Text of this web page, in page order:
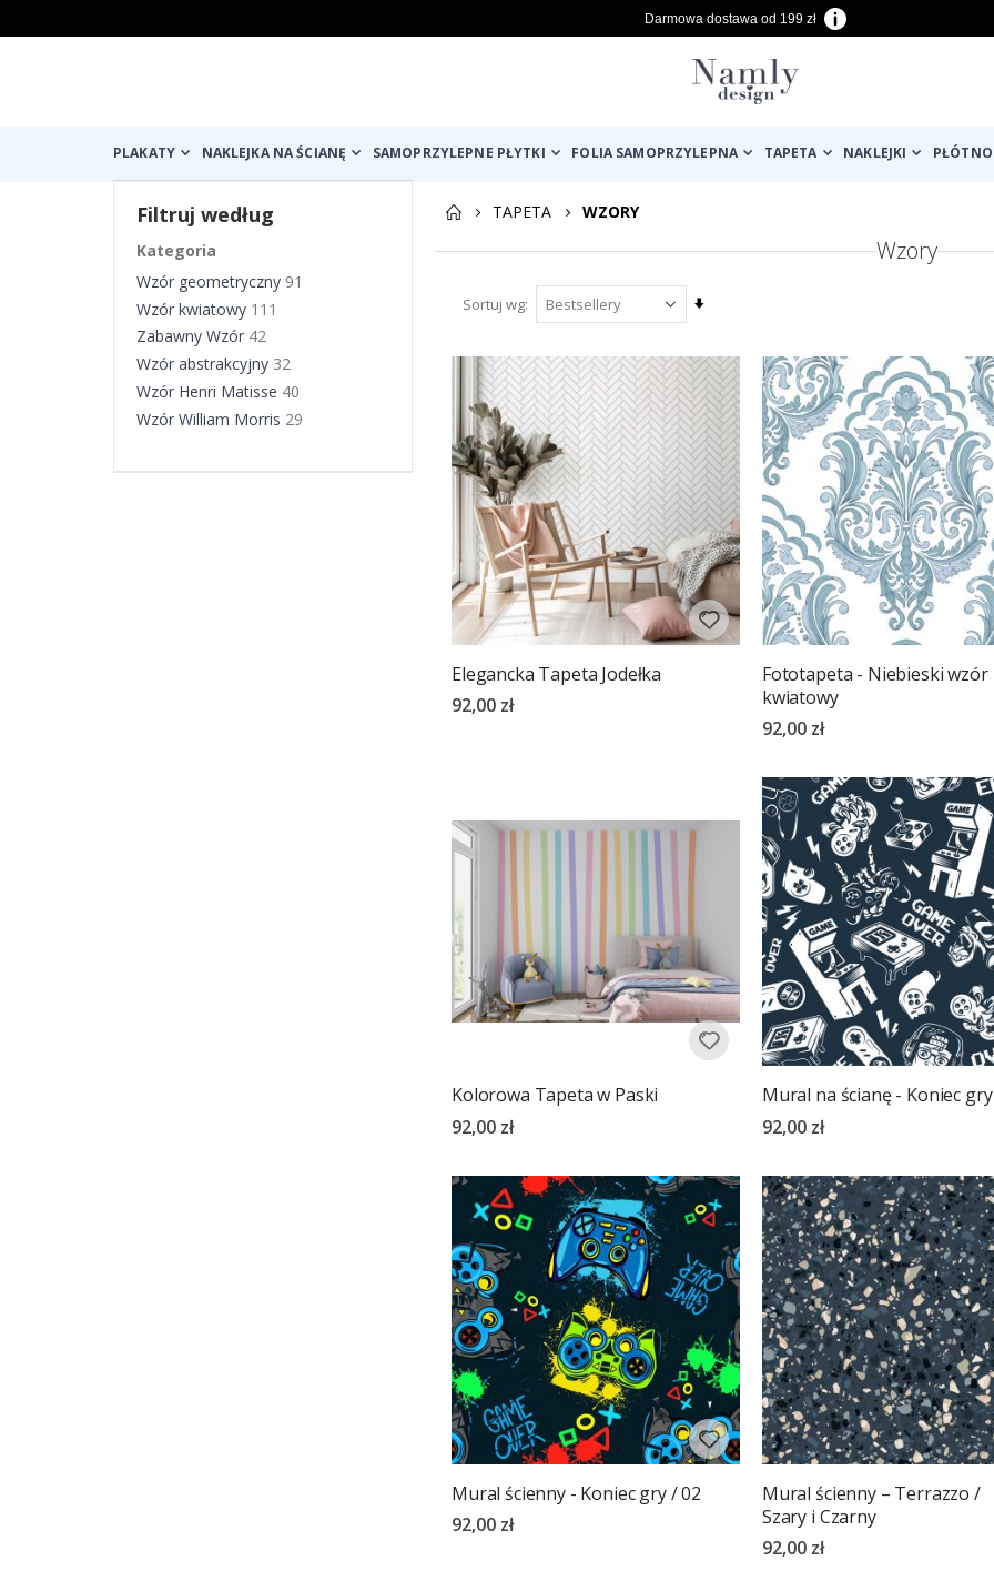
Darmowa dostawa od 199 zł
PLAKATY NAKLEJKA NA ŚCIANĘ SAMOPRZYLEPNE PŁYTKI FOLIA SAMOPRZYLEPNA TAPETA NAKLEJKI PŁÓTNO
TAPETA WZORY
Wzory
Sortuj wg
Ustaw
rosnący
Elegancka Tapeta Jodełka
92,00 zł
Fototapeta - Niebieski wzór
kwiatowy
92,00 zł
Kolorowa Tapeta w Paski
92,00 zł
Mural na ścianę - Koniec gry
92,00 zł
Mural ścienny - Koniec gry / 02
92,00 zł
Mural ścienny – Terrazzo /
Szary i Czarny
92,00 zł
Filtruj według
Kategoria
Wzór geometryczny 91
Wzór kwiatowy 111
Zabawny Wzór 42
Wzór abstrakcyjny 32
Wzór Henri Matisse 40
Wzór William Morris 29